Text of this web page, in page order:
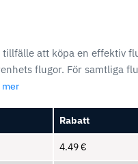
att köpa en effektiv
flugor. För samtliga
mer
Rabatt
4.49€